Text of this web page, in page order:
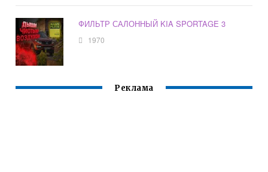
ФИЛЬТР САЛОННЫЙ KIA SPORTAGE 3
1970
Реклама